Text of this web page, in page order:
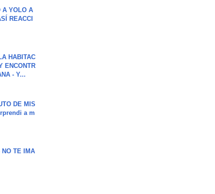
A YOLO A
REACCI
HABITAC
ENCONTR
- Y...
DE MIS
a m
TE IMA